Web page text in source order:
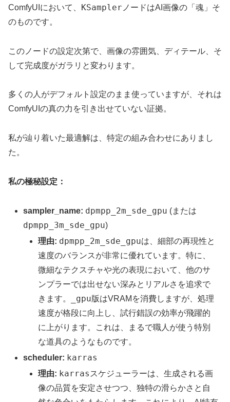
ComfyUIにおいて、 KSampler ノードはAI画像の「魂」そ
のものです。
このノードの設定次第で、画像の雰囲気、ディテール、そ
して完成度がガラリと変わります。
多くの人がデフォルト設定のまま使っていますが、それは
ComfyUIの真の力を引き出せていない証拠。
私が辿り着いた最適解は、特定の組み合わせにありまし
た。
私の極秘設定：
sampler_name: dpmpp_2m_sde_gpu (または
dpmpp_3m_sde_gpu)
理由: dpmpp_2m_sde_gpuは、細部の再現性と
速度のバランスが非常に優れています。特に、
微細なテクスチャや光の表現において、他のサ
ンプラーでは出せない深みとリアルさを追求で
きます。
_gpu版はVRAMを消費しますが、処理
速度が格段に向上し、試行錯誤の効率が飛躍的
に上がります。これは、まるで職人が使う特別
な道具のようなものです。
scheduler: karras
理由: karras スケジューラーは、生成される画
像の品質を安定させつつ、独特の滑らかさと自